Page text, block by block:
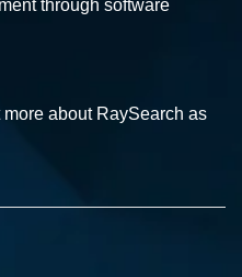
through software
about RaySearch as